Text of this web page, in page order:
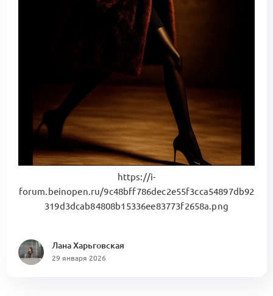
https://i-
forum.beinopen.ru/9c48bff786dec2e55f3cca54897db92
319d3dcab84808b15336ee83773f2658a.png
Лана Харьговская
29 января 2026